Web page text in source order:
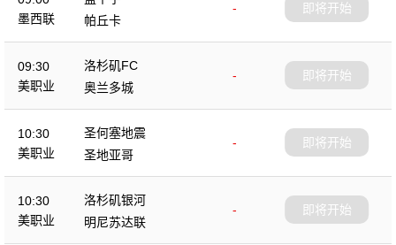
墨西联
-
帕丘卡
即将开始
09:30
美职业
洛杉矶FC
-
奥兰多城
即将开始
10:30
美职业
圣何塞地震
-
圣地亚哥
即将开始
10:30
美职业
洛杉矶银河
-
明尼苏达联
即将开始